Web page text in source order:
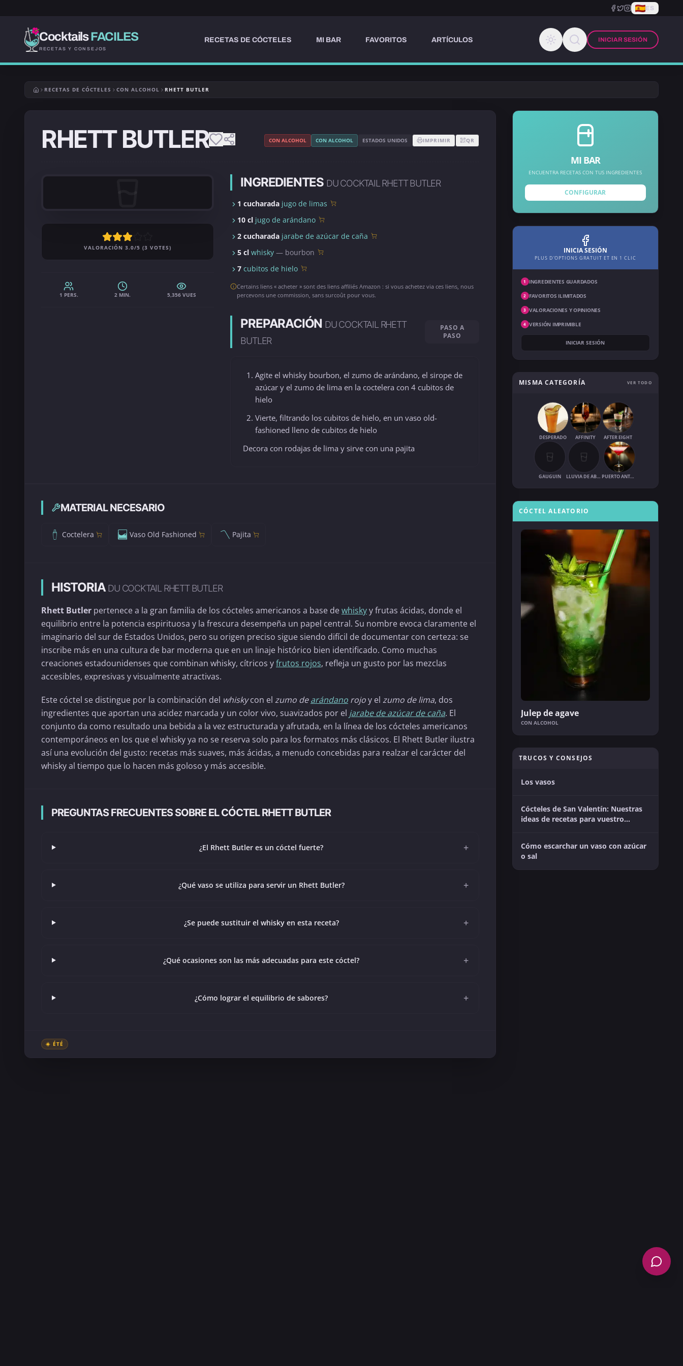
ES
CocktailsFACILES
RECETAS Y CONSEJOS
RECETAS DE CÓCTELES MI BAR FAVORITOS ARTÍCULOS INICIAR SESIÓN
RECETAS DE CÓCTELES CON ALCOHOL RHETT BUTLER
RHETT BUTLER CON ALCOHOL CON ALCOHOL ESTADOS UNIDOS IMPRIMIR QR
VALORACIÓN 3.0/5 (3 VOTES)
1 PERS. 2 MIN. 5,356 VUES
INGREDIENTES DU COCKTAIL RHETT BUTLER
1 cucharada jugo de limas
10 cl jugo de arándano
2 cucharada jarabe de azúcar de caña
5 clwhisky — bourbon
7cubitos de hielo
Certains liens « acheter » sont des liens affiliés Amazon : si vous achetez via ces liens, nous
percevons une commission, sans surcoût pour vous.
PREPARACIÓN DU COCKTAIL RHETT
BUTLER
PASO A
PASO
Agite el whisky bourbon, el zumo de arándano, el sirope de
azúcar y el zumo de lima en la coctelera con 4 cubitos de
hielo
Vierte, filtrando los cubitos de hielo, en un vaso old-
fashioned lleno de cubitos de hielo
Decora con rodajas de lima y sirve con una pajita
MATERIAL NECESARIO
Coctelera Vaso Old Fashioned Pajita
HISTORIADU COCKTAIL RHETT BUTLER
Rhett Butler pertenece a la gran familia de los cócteles americanos a base dewhiskyy frutas ácidas, donde el
equilibrio entre la potencia espirituosa y la frescura desempeña un papel central. Su nombre evoca claramente el
imaginario del sur de Estados Unidos, pero su origen preciso sigue siendo difícil de documentar con certeza: se
inscribe más en una cultura de bar moderna que en un linaje histórico bien identificado. Como muchas
creaciones estadounidenses que combinan whisky, cítricos yfrutos rojos, refleja un gusto por las mezclas
accesibles, expresivas y visualmente atractivas.
Este cóctel se distingue por la combinación del whiskycon el zumo dearándano rojoy el zumo de lima, dos
ingredientes que aportan una acidez marcada y un color vivo, suavizados por el jarabe de azúcar de caña. El
conjunto da como resultado una bebida a la vez estructurada y afrutada, en la línea de los cócteles americanos
contemporáneos en los que el whisky ya no se reserva solo para los formatos más clásicos. El Rhett Butler ilustra
así una evolución del gusto: recetas más suaves, más ácidas, a menudo concebidas para realzar el carácter del
whisky al tiempo que lo hacen más goloso y más accesible.
PREGUNTAS FRECUENTES SOBRE EL CÓCTEL RHETT BUTLER
¿El Rhett Butler es un cóctel fuerte? +
¿Qué vaso se utiliza para servir un Rhett Butler? +
¿Se puede sustituir el whisky en esta receta? +
¿Qué ocasiones son las más adecuadas para este cóctel? +
¿Cómo lograr el equilibrio de sabores? +
☀️ ÉTÉ
MI BAR
ENCUENTRA RECETAS CON TUS INGREDIENTES
CONFIGURAR
INICIA SESIÓN
PLUS D'OPTIONS GRATUIT ET EN 1 CLIC
1 INGREDIENTES GUARDADOS
2 FAVORITOS ILIMITADOS
3 VALORACIONES Y OPINIONES
4 VERSIÓN IMPRIMIBLE
INICIAR SESIÓN
MISMA CATEGORÍA VER TODO
DESPERADO AFFINITY AFTER EIGHT
GAUGUIN LLUVIA DE ABRIL PUERTO ANTONIO
CÓCTEL ALEATORIO
Julep de agave
CON ALCOHOL
TRUCOS Y CONSEJOS
Los vasos
Cócteles de San Valentín: Nuestras
ideas de recetas para vuestro
Cómo escarchar un vaso con azúcar
o sal